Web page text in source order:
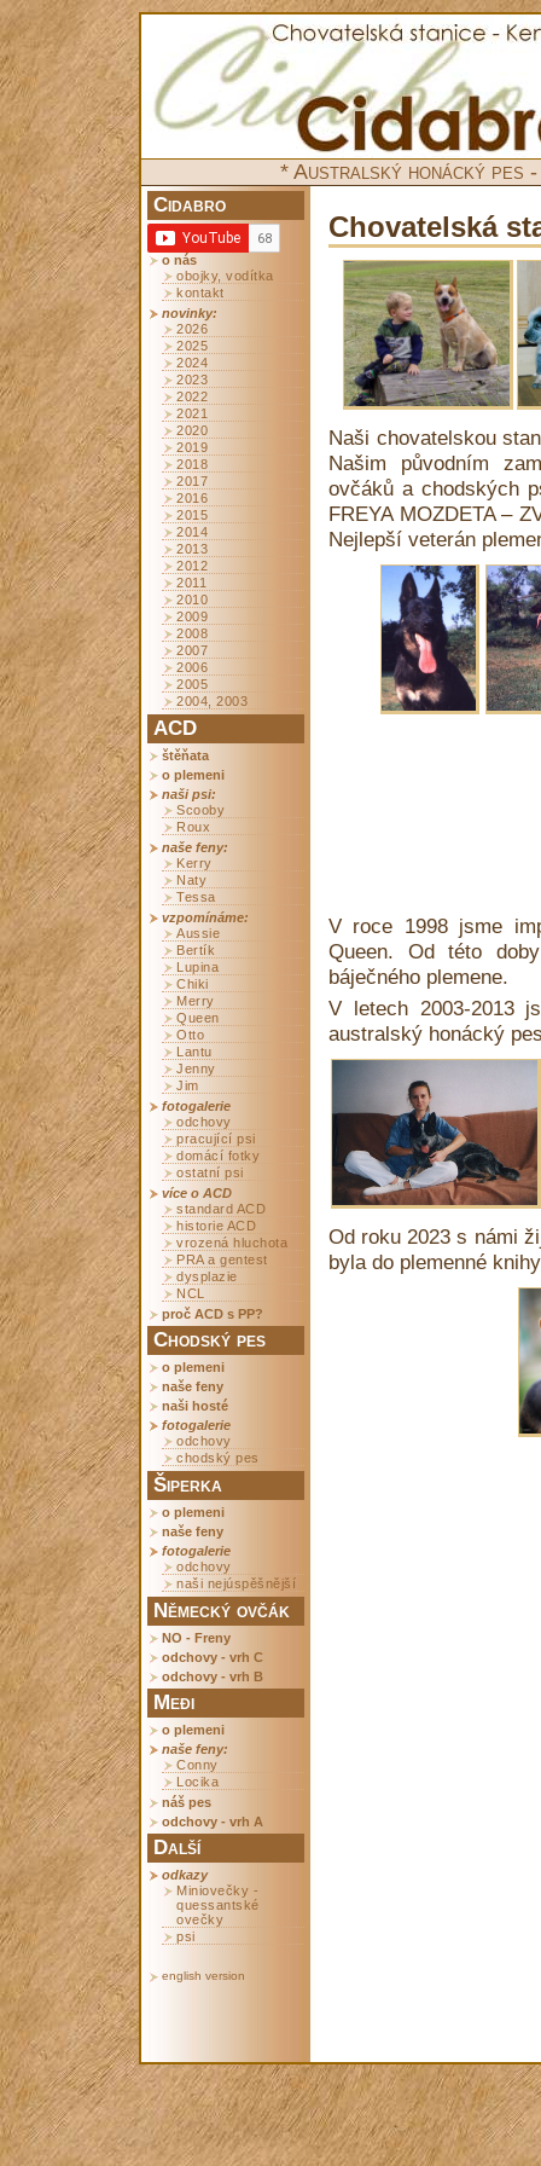
* Australský honácký pes
Cidabro
o nás
obojky, vodítka
kontakt
novinky:
2026
2025
2024
2023
2022
2021
2020
2019
2018
2017
2016
2015
2014
2013
2012
2011
2010
2009
2008
2007
2006
2005
2004, 2003
ACD
štěňata
o plemeni
naši psi:
Scooby
Roux
naše feny:
Kerry
Naty
Tessa
vzpomínáme:
Aussie
Bertík
Lupina
Chiki
Merry
Queen
Otto
Lantu
Jenny
Jim
fotogalerie
odchovy
pracující psi
domácí fotky
ostatní psi
více o ACD
standard ACD
historie ACD
vrozená hluchota
PRA a gentest
dysplazie
NCL
proč ACD s PP?
Chodský pes
o plemeni
naše feny
naši hosté
fotogalerie
odchovy
chodský pes
Šiperka
o plemeni
naše feny
fotogalerie
odchovy
naši nejúspěšnější
Německý ovčák
NO - Freny
odchovy - vrh C
odchovy - vrh B
Međi
o plemeni
naše feny:
Conny
Locika
náš pes
odchovy - vrh A
Další
odkazy
Miniovečky -
quessantské
ovečky
psi
english version
Chovatelská
Naši chovatelskou
Našim původním
ovčáků a chodských
FREYA MOZDETA –
Nejlepší veterán
V roce 1998 jsme
Queen. Od této
báječného plemene.
V letech 2003-2013
australský honácký
Od roku 2023 s námi
byla do plemenné